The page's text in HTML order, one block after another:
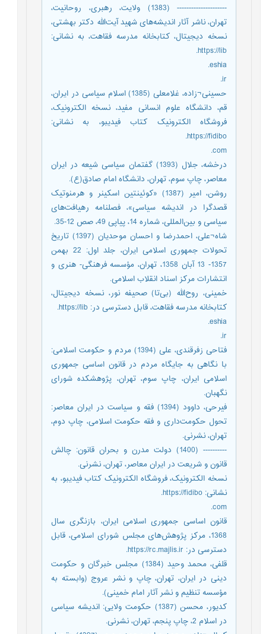
--------------------- (1383) ولایت، رهبری، روحانیت،
تهران، ناشر آثار اندیشه‌های شهید آیت‌الله دکتر بهشتی،
نسخه دیجیتال، کتابخانه مدرسه فقاهت، به نشانی:
https://lib.
eshia.
ir.
حسینی¬زاده، غلامعلی (1385) اسلام سیاسی در ایران،
قم، دانشگاه علوم انسانی مفید، نسخه الکترونیک،
فروشگاه الکترونیک کتاب فیدیبو، به نشانی:
https://fidibo.
com.
درخشه، جلال (1393) گفتمان سیاسی شیعه در ایران
معاصر، چاپ سوم، تهران، دانشگاه امام صادق(ع).
روشن، امیر (1387) «کوئینتین اسکینر و هرمنوتیک
قصدگرا در اندیشه سیاسی»، فصلنامه رهیافت‌های
سیاسی و بین‌المللی، شماره 14، پیاپی 49، صص 12-35.
شاه¬علی، احمدرضا و احسان موحدیان (1397) تاریخ
تحولات جمهوری اسلامی ایران، جلد اول: 22 بهمن
1357- 13 آبان 1358، تهران، مؤسسه فرهنگی- هنری و
انتشارات مرکز اسناد انقلاب اسلامی.
خمینی، روح‌الله (بی‌تا) صحیفه نور، نسخه دیجیتال،
کتابخانه مدرسه فقاهت، قابل دسترسی در: https://lib.
eshia.
ir.
فتاحی زفرقندی، علی (1394) مردم و حکومت اسلامی:
با نگاهی به جایگاه مردم در قانون اساسی جمهوری
اسلامی ایران، چاپ سوم، تهران، پژوهشکده شورای
نگهبان.
فیرحی، داوود (1394) فقه و سیاست در ایران معاصر:
تحول حکومت‌داری و فقه حکومت اسلامی، چاپ دوم،
تهران، نشرنی.
---------- (1400) دولت مدرن و بحران قانون: چالش
قانون و شریعت در ایران معاصر، تهران، نشرنی.
نسخه الکترونیک، فروشگاه الکترونیک کتاب فیدیبو، به
نشانی: https://fidibo.
com.
قانون اساسی جمهوری اسلامی ایران، بازنگری سال
1368، مرکز پژوهش‌های مجلس شورای اسلامی، قابل
دسترسی در: https://rc.majlis.ir.
قلفی، محمد وحید (1384) مجلس خبرگان و حکومت
دینی در ایران، تهران، چاپ و نشر عروج (وابسته به
مؤسسه تنظیم و نشر آثار امام خمینی).
کدیور، محسن (1387) حکومت ولایی: اندیشه سیاسی
در اسلام 2، چاپ پنجم، تهران، نشرنی.